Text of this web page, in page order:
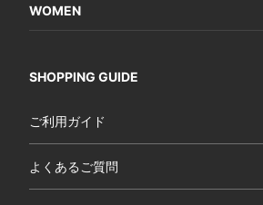
WOMEN
SHOPPING GUIDE
ご利用ガイド
よくあるご質問